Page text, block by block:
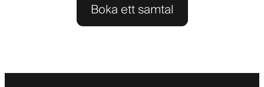
Boka ett samtal